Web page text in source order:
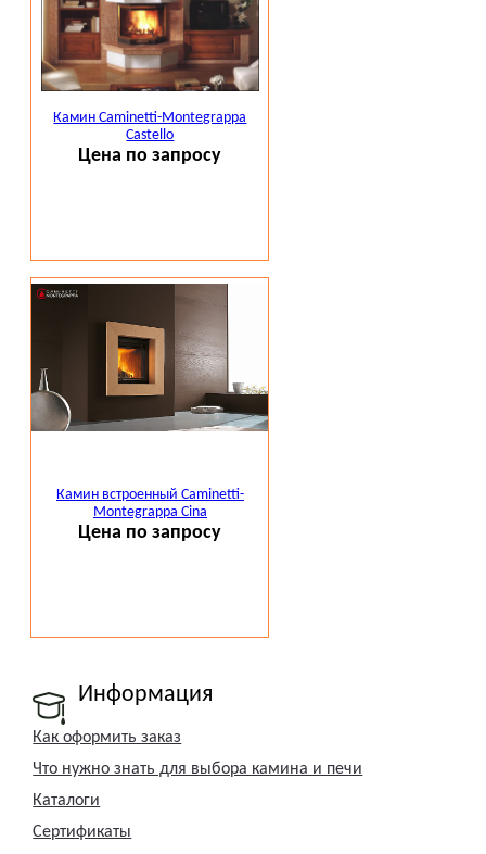
Камин Caminetti-Montegrappa
Castello
Цена по запросу
Камин встроенный Caminetti-
Montegrappa Cina
Цена по запросу
Информация
Как оформить заказ
Что нужно знать для выбора камина и печи
Каталоги
Сертификаты